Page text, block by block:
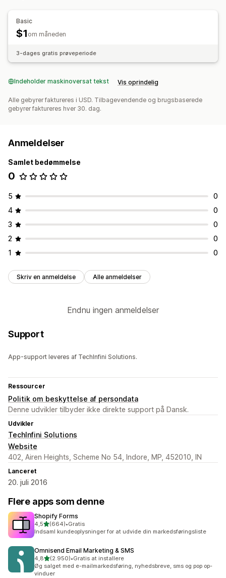
Basic
$1 om måneden
3-dages gratis prøveperiode
Indeholder maskinoversat tekst Vis oprindelig
Alle gebyrer faktureres i USD. Tilbagevendende og brugsbaserede
gebyrer faktureres hver 30. dag.
Anmeldelser
Samlet bedømmelse
0
5
0
4
0
3
0
2
0
1
0
Skriv en anmeldelse Alle anmeldelser
Endnu ingen anmeldelser
Support
App-support leveres af TechInfini Solutions.
Ressourcer
Politik om beskyttelse af persondata
Denne udvikler tilbyder ikke direkte support på Dansk.
Udvikler
TechInfini Solutions
Website
402, Airen Heights, Scheme No 54, Indore, MP, 452010, IN
Lanceret
20. juli 2016
Flere apps som denne
Shopify Forms
4,5ud af 5 stjerner
(664)
664 anmeldelser i alt
•Gratis
Indsaml kundeoplysninger for at udvide din markedsføringsliste
Omnisend Email Marketing & SMS
4,8ud af 5 stjerner
(2.950)
2950 anmeldelser i alt
•Gratis at installere
Øg salget med e-mailmarkedsføring, nyhedsbreve, sms og pop op-
vinduer